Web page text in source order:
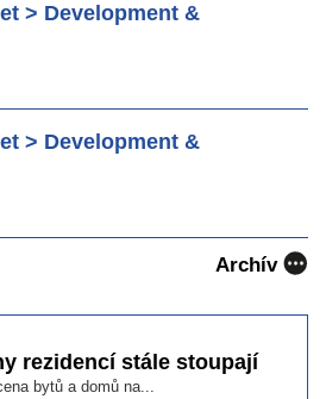
> Development &
> Development &
Archív
rezidencí stále stoupají
bytů a domů na...